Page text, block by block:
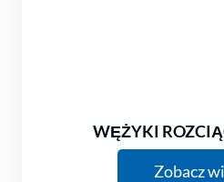
WĘŻYKI
Zobacz